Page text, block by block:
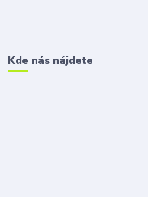
Kde nás nájdete